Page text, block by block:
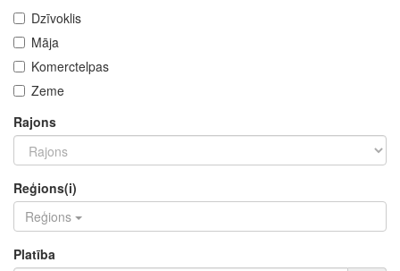
Dzīvoklis
Māja
Komerctelpas
Zeme
Rajons
Reģions(i)
Reģions
Platība